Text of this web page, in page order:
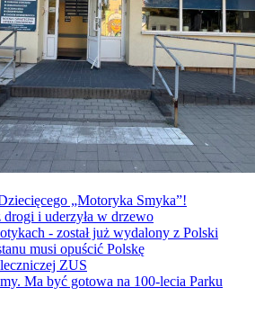
„Motoryka Smyka”!
drogi i uderzyła w drzewo
- został już wydalony z Polski
musi opuścić Polskę
ZUS
Ma być gotowa na 100-lecia Parku